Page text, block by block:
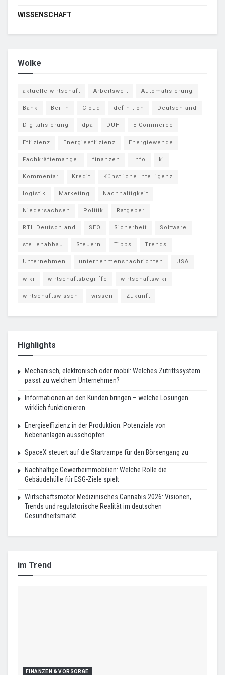
WISSENSCHAFT
Wolke
aktuelle wirtschaft Arbeitswelt Automatisierung
Bank Berlin Cloud definition Deutschland
Digitalisierung dpa DUH E-Commerce
Effizienz Energieeffizienz Energiewende
Fachkräftemangel finanzen Info ki
Kommentar Kredit Künstliche Intelligenz
logistik Marketing Nachhaltigkeit
Niedersachsen Politik Ratgeber
RTL Deutschland SEO Sicherheit Software
stellenabbau Steuern Tipps Trends
Unternehmen unternehmensnachrichten USA
wiki wirtschaftsbegriffe wirtschaftswiki
wirtschaftswissen wissen Zukunft
Highlights
Mechanisch, elektronisch oder mobil: Welches Zutrittssystem
passt zu welchem Unternehmen?
Informationen an den Kunden bringen – welche Lösungen
wirklich funktionieren
Energieeffizienz in der Produktion: Potenziale von
Nebenanlagen ausschöpfen
SpaceX steuert auf die Startrampe für den Börsengang zu
Nachhaltige Gewerbeimmobilien: Welche Rolle die
Gebäudehülle für ESG-Ziele spielt
Wirtschaftsmotor Medizinisches Cannabis 2026: Visionen,
Trends und regulatorische Realität im deutschen
Gesundheitsmarkt
im Trend
FINANZEN & VORSORGE